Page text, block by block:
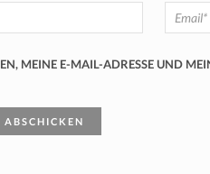
MEINE E-MAIL-ADRESSE UND